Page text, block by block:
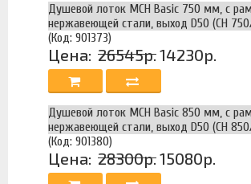
Душевой лоток MCH Basic 750 мм, с
нержавеющей стали, выход D50 (CH
(Код: 901373)
Цена: 26545р.14230р.
Душевой лоток MCH Basic 850 мм, с
нержавеющей стали, выход D50 (CH
(Код: 901380)
Цена: 28300р.15080р.